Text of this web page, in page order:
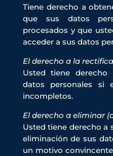
Tiene derecho a
que sus datos
procesados y que
acceder a sus datos
El derecho a la
Usted tiene
datos personales si
incompletos.
El derecho a eliminar
Usted tiene derecho a
eliminación de sus
un motivo